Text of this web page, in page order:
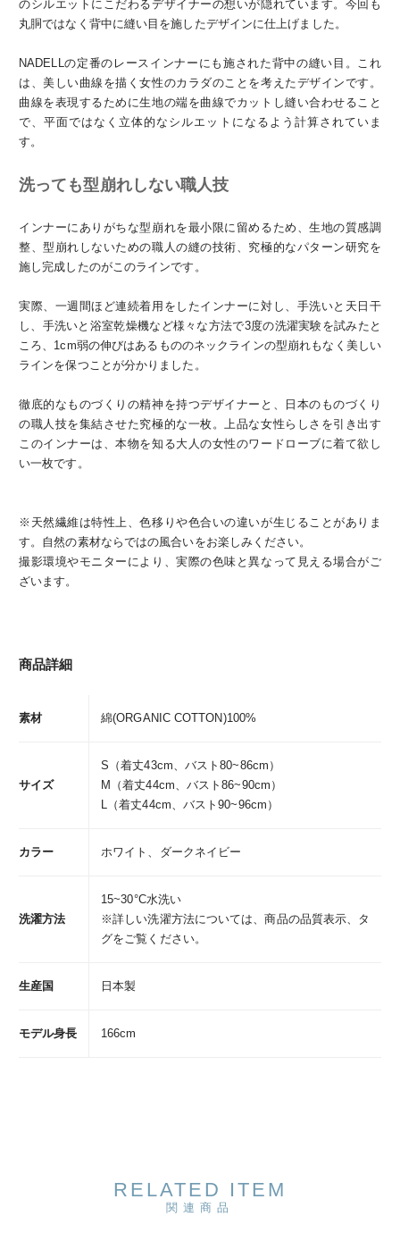
のシルエットにこだわるデザイナーの想いが隠れています。今回も
丸胴ではなく背中に縫い目を施したデザインに仕上げました。
NADELLの定番のレースインナーにも施された背中の縫い目。これ
は、美しい曲線を描く女性のカラダのことを考えたデザインです。
曲線を表現するために生地の端を曲線でカットし縫い合わせること
で、平面ではなく立体的なシルエットになるよう計算されていま
す。
洗っても型崩れしない職人技
インナーにありがちな型崩れを最小限に留めるため、生地の質感調
整、型崩れしないための職人の縫の技術、究極的なパターン研究を
施し完成したのがこのラインです。
実際、一週間ほど連続着用をしたインナーに対し、手洗いと天日干
し、手洗いと浴室乾燥機など様々な方法で3度の洗濯実験を試みたと
ころ、1cm弱の伸びはあるもののネックラインの型崩れもなく美しい
ラインを保つことが分かりました。
徹底的なものづくりの精神を持つデザイナーと、日本のものづくり
の職人技を集結させた究極的な一枚。上品な女性らしさを引き出す
このインナーは、本物を知る大人の女性のワードローブに着て欲し
い一枚です。
※天然繊維は特性上、色移りや色合いの違いが生じることがありま
す。自然の素材ならではの風合いをお楽しみください。
撮影環境やモニターにより、実際の色味と異なって見える場合がご
ざいます。
商品詳細
素材 綿(ORGANIC COTTON)100%
サイズ
S（着丈43cm、バスト80~86cm）
M（着丈44cm、バスト86~90cm）
L（着丈44cm、バスト90~96cm）
カラー ホワイト、ダークネイビー
洗濯方法
15~30°C水洗い
※詳しい洗濯方法については、商品の品質表示、タ
グをご覧ください。
生産国 日本製
モデル身長 166cm
RELATED ITEM
関連商品